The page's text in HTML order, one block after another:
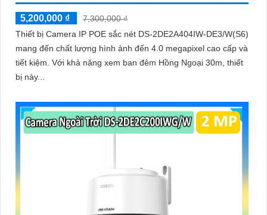
5,200,000 ₫
7,300,000 ₫
Thiết bị Camera IP POE sắc nét DS-2DE2A404IW-DE3/W(S6)
mang đến chất lượng hình ảnh đến 4.0 megapixel cao cấp và
tiết kiệm. Với khả năng xem ban đêm Hồng Ngoại 30m, thiết
bị này...